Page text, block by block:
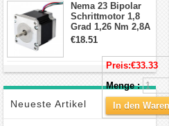
Nema 23 Bipolar
Schrittmotor 1,8
Grad 1,26 Nm 2,8A
2,5V 4 Drähte
Schrittmotor
€18.51
Neueste Artikel
Preis:€33.33
Menge :
In den